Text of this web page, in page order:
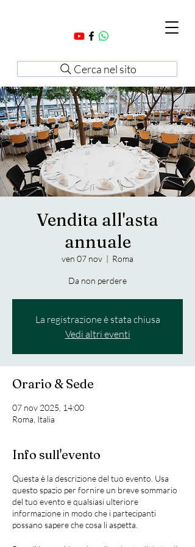
Cerca nel sito
Vendita all'asta
annuale
ven 07 nov
  |
Roma
Da non perdere
La registrazione è stata chiusa
Vedi altri eventi
Orario & Sede
07 nov 2025, 14:00
Roma, Italia
Info sull'evento
Questa è la descrizione del tuo evento. Usa
questo spazio per fornire un breve sommario
del tuo evento e qualsiasi ulteriore
informazione in modo che i partecipanti
possano sapere che cosa li aspetta.